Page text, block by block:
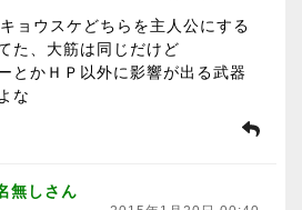
ョウスケどちらを主人公にする
た、大筋は同じだけど
とかＨＰ以外に影響が出る武器
な
無しさん